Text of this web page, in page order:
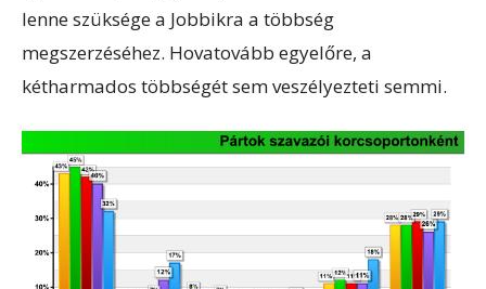
lenne szüksége a Jobbikra a többség
megszerzéséhez. Hovatovább egyelőre, a
kétharmados többségét sem veszélyezteti semmi.